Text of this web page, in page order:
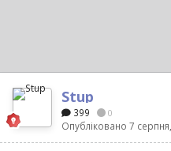
Stup
399 0
Опубліковано 7